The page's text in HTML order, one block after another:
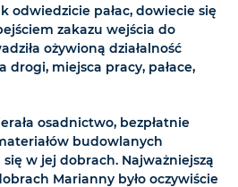
odwiedzicie pałac, dowiecie się
zakazu wejścia do
ożywioną działalność
drogi, miejsca pracy, pałace,
osadnictwo, bezpłatnie
budowlanych
w jej dobrach. Najważniejszą
Marianny było oczywiście